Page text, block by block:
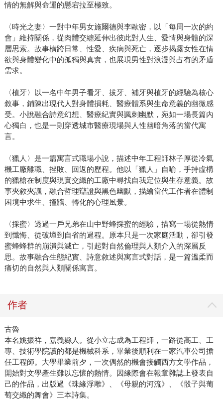
情的無解與命運的懸宕拉至極致。
〈時光之妻〉一對中年男女施爾德與李歐密，以「每周一次的約
會」維持關係，從肉體交纏延伸出彼此對人生、愛情與身體的深
層思索。故事橫跨日常、性愛、疾病與死亡，逐步揭露女性在情
欲與身體變化中的孤獨與真實，也展現男性對浪漫與占有的矛盾
需求。
〈植牙〉以一名中年男子看牙、拔牙、補牙與植牙的經驗為核心
敘事，鋪陳出現代人對身體損耗、醫療體系與生命意義的幽微感
受。小說融合詩意幻想、醫療紀實與諷刺幽默，宛如一場長篇內
心獨白，也是一則穿透城市醫療現場與人性幽暗角落的當代寓
言。
〈獵人〉是一篇寓言式職場小說，描述中年工程師林子厚從冷氣
機工廠離職、挫敗、回返的歷程。他以「獵人」自喻，手持虛構
的獵槍在制度與現實交織的工廠中尋找自我定位與生存意義。故
事夾敘夾議，融合哲理辯證與黑色幽默，描繪當代工作者在體制
困境中求生、撞牆、轉化的心理風景。
〈採蜜〉透過一戶兄弟在山中野蜂採蜜的經驗，描寫一場從熱情
到懺悔、從破壞到自省的過程。原本只是一次家庭活動，卻引發
蜜蜂蜂群的崩潰與滅亡，引起對自然倫理與人類介入的深層反
思。故事融合生態紀實、詩意敘述與寓言式對話，是一篇溫柔而
痛切的自然與人類關係寓言。
作者
古魯
本名姚振祥，嘉義縣人。從小立志成為工程師，一路從高工、工
專、技術學院讀的都是機械科系，畢業後順利在一家汽車公司擔
任工程師。大學畢業前夕，一次偶然的機會接觸西方文學作品，
開始對文學產生難以忘懷的熱情。因緣際會在報章雜誌上發表自
己的作品，出版過《珠緣浮雕》、《母親的河流》、《骰子與葡
萄交織的舞會》三本詩集。